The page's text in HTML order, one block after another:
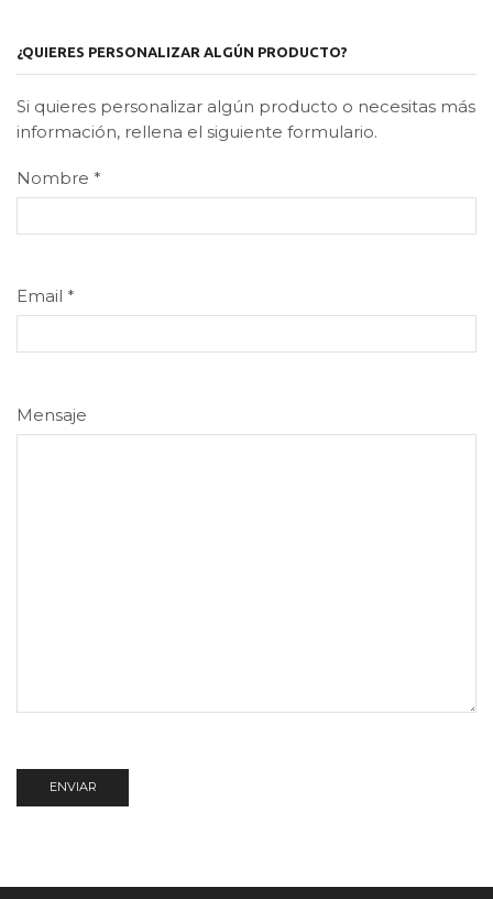
¿QUIERES PERSONALIZAR ALGÚN PRODUCTO?
Si quieres personalizar algún producto o necesitas más
información, rellena el siguiente formulario.
Nombre *
Email *
Mensaje